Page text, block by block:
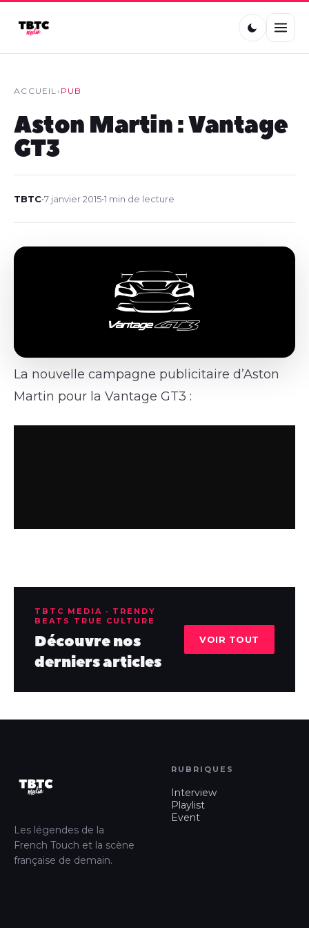
ACCUEIL› PUB
Aston Martin : Vantage
GT3
TBTC•7 janvier 2015•1 min de lecture
La nouvelle campagne publicitaire d’Aston
Martin pour la Vantage GT3 :
TBTC MEDIA · TRENDY
BEATS TRUE CULTURE
Découvre nos
derniers articles
VOIR TOUT
Les légendes de la
French Touch et la scène
française de demain.
RUBRIQUES
Interview
Playlist
Event